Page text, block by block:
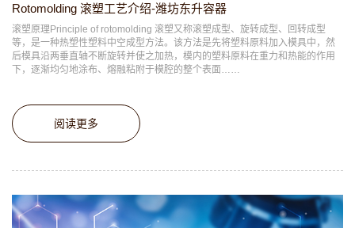
Rotomolding 滚塑工艺介绍-潍坊东升容器
滚塑原理Principle of rotomolding 滚塑又称滚塑成型、旋转成型、回转成型
等，是一种热塑性塑料中空成型方法。该方法是先将塑料原料加入模具中，然
后模具沿两垂直轴不断旋转并使之加热，模内的塑料原料在重力和热能的作用
下，逐渐均匀地涂布、熔融粘附于模腔的整个表面……
阅读更多